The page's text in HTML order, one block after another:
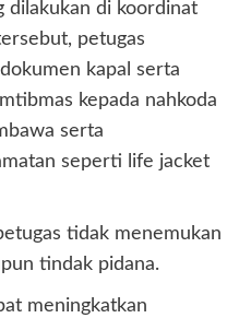
dilakukan di koordinat
petugas
kapal serta
kepada nahkoda
serta
seperti life jacket
tidak menemukan
tindak pidana.
meningkatkan